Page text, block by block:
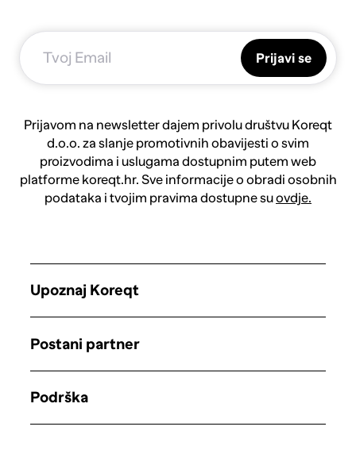
Prijavi se
Prijavom na newsletter dajem privolu društvu Koreqt
d.o.o. za slanje promotivnih obavijesti o svim
proizvodima i uslugama dostupnim putem web
platforme koreqt.hr. Sve informacije o obradi osobnih
podataka i tvojim pravima dostupne suovdje.
Upoznaj Koreqt
Postani partner
Podrška